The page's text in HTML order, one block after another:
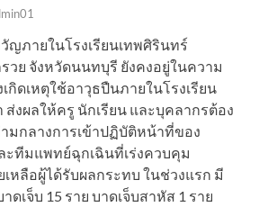
ญภายในโรงเรียนเทพศิรินทร์
วย จังหวัดนนทบุรี ยังคงอยู่ในความ
กิดเหตุใช้อาวุธปืนภายในโรงเรียน
ส่งผลให้ครู นักเรียน และบุคลากรต้อง
มกลางการเข้าปฏิบัติหน้าที่ของ
ะทีมแพทย์ฉุกเฉินที่เร่งควบคุม
หลือผู้ได้รับผลกระทบ ในช่วงแรก มี
ดเจ็บ 15 ราย บาดเจ็บสาหัส 1 ราย